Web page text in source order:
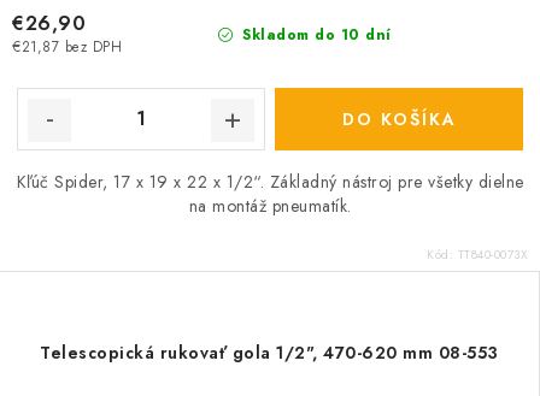
Skladom do 10 dní
€21,87 bez DPH
€26,90
DO KOŠÍKA
Kľúč Spider, 17 x 19 x 22 x 1/2“. Základný nástroj pre všetky dielne
na montáž pneumatík.
Kód: TT840-0073X
Telescopická rukovať gola 1/2", 470-620 mm 08-553